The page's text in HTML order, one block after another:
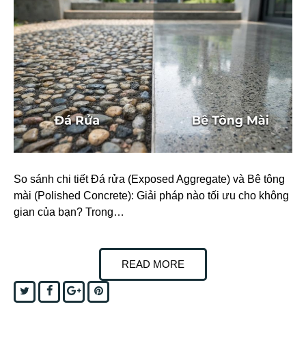
So sánh chi tiết Đá rửa (Exposed Aggregate) và Bê tông
mài (Polished Concrete): Giải pháp nào tối ưu cho không
gian của bạn? Trong…
READ MORE
TwitterFacebookGoogle+Pinterest